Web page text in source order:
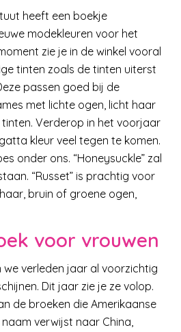
heeft een boekje
modekleuren voor het
zie je in de winkel vooral
tinten zoals de tinten uiterst
passen goed bij de
met lichte ogen, licht haar
tinten. Verderop in het voorjaar
kleur veel tegen te komen.
onder ons. “Honeysuckle” zal
“Russet” is prachtig voor
bruin of groene ogen,
voor vrouwen
we verleden jaar al voorzichtig
Dit jaar zie je ze volop.
de broeken die Amerikaanse
verwijst naar China,